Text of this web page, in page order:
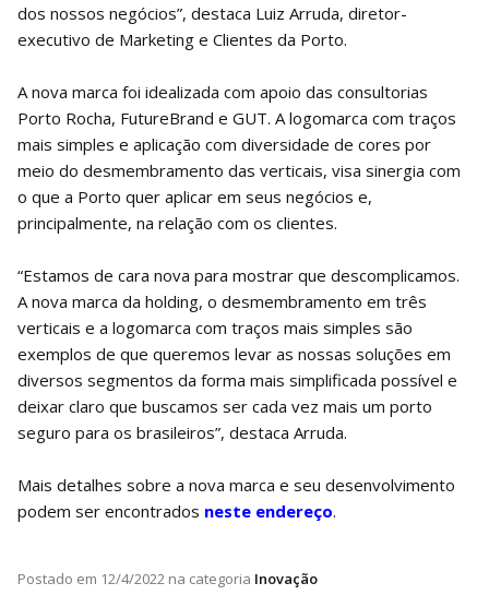
dos nossos negócios”, destaca Luiz Arruda, diretor-
executivo de Marketing e Clientes da Porto.
A nova marca foi idealizada com apoio das consultorias
Porto Rocha, FutureBrand e GUT. A logomarca com traços
mais simples e aplicação com diversidade de cores por
meio do desmembramento das verticais, visa sinergia com
o que a Porto quer aplicar em seus negócios e,
principalmente, na relação com os clientes.
“Estamos de cara nova para mostrar que descomplicamos.
A nova marca da holding, o desmembramento em três
verticais e a logomarca com traços mais simples são
exemplos de que queremos levar as nossas soluções em
diversos segmentos da forma mais simplificada possível e
deixar claro que buscamos ser cada vez mais um porto
seguro para os brasileiros”, destaca Arruda.
Mais detalhes sobre a nova marca e seu desenvolvimento
podem ser encontrados neste endereço.
Postado em 12/4/2022 na categoria Inovação